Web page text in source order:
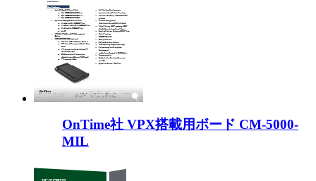
OnTime社 VPX搭載用ボード CM-5000-
MIL